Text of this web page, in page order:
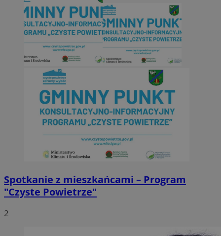
Spotkanie z mieszkańcami – Program
"Czyste Powietrze"
2